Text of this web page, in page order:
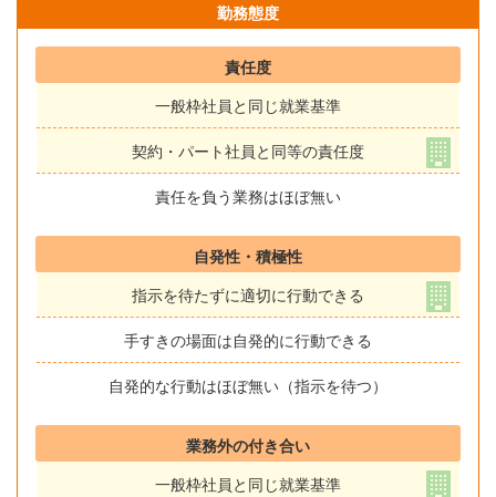
勤務態度
責任度
一般枠社員と同じ就業基準
契約・パート社員と同等の責任度
責任を負う業務はほぼ無い
自発性・積極性
指示を待たずに適切に行動できる
手すきの場面は自発的に行動できる
自発的な行動はほぼ無い（指示を待つ）
業務外の付き合い
一般枠社員と同じ就業基準